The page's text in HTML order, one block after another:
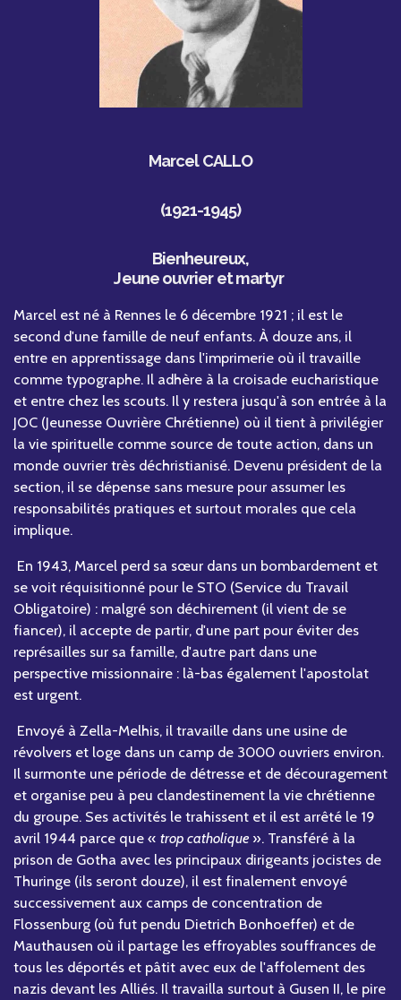
Marcel CALLO
(1921-1945)
Bienheureux,
Jeune ouvrier et martyr
Marcel est né à Rennes le 6 décembre 1921 ; il est le
second d'une famille de neuf enfants. À douze ans, il
entre en apprentissage dans l'imprimerie où il travaille
comme typographe. Il adhère à la croisade eucharistique
et entre chez les scouts. Il y restera jusqu'à son entrée à la
JOC (Jeunesse Ouvrière Chrétienne) où il tient à privilégier
la vie spirituelle comme source de toute action, dans un
monde ouvrier très déchristianisé. Devenu président de la
section, il se dépense sans mesure pour assumer les
responsabilités pratiques et surtout morales que cela
implique.
En 1943, Marcel perd sa sœur dans un bombardement et
se voit réquisitionné pour le STO (Service du Travail
Obligatoire) : malgré son déchirement (il vient de se
fiancer), il accepte de partir, d'une part pour éviter des
représailles sur sa famille, d'autre part dans une
perspective missionnaire : là-bas également l'apostolat
est urgent.
Envoyé à Zella-Melhis, il travaille dans une usine de
révolvers et loge dans un camp de 3000 ouvriers environ.
Il surmonte une période de détresse et de découragement
et organise peu à peu clandestinement la vie chrétienne
du groupe. Ses activités le trahissent et il est arrêté le 19
avril 1944 parce que « trop catholique ». Transféré à la
prison de Gotha avec les principaux dirigeants jocistes de
Thuringe (ils seront douze), il est finalement envoyé
successivement aux camps de concentration de
Flossenburg (où fut pendu Dietrich Bonhoeffer) et de
Mauthausen où il partage les effroyables souffrances de
tous les déportés et pâtit avec eux de l'affolement des
nazis devant les Alliés. Il travailla surtout à Gusen II, le pire